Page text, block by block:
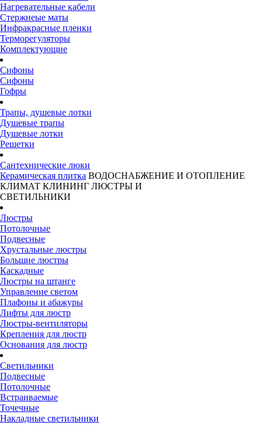
Нагревательные кабели
Стержнеые маты
Инфракрасные пленки
Терморегуляторы
Комплектующие
Сифоны
Сифоны
Гофры
Трапы, душевые лотки
Душевые трапы
Душевые лотки
Решетки
Сантехнические люки
Керамическая плитка ВОДОСНАБЖЕНИЕ И ОТОПЛЕНИЕ
КЛИМАТ КЛИНИНГ ЛЮСТРЫ И
СВЕТИЛЬНИКИ
Люстры
Потолочные
Подвесные
Хрустальные люстры
Большие люстры
Каскадные
Люстры на штанге
Управление светом
Плафоны и абажуры
Лифты для люстр
Люстры-вентиляторы
Крепления для люстр
Основания для люстр
Светильники
Подвесные
Потолочные
Встраиваемые
Точечные
Накладные светильники